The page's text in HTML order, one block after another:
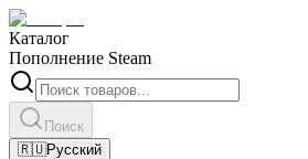
Каталог
Пополнение Steam
Поиск
🇷🇺Русский